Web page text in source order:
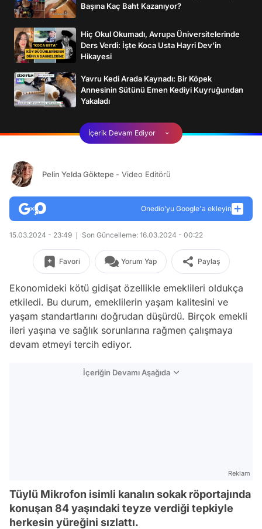
Başına Kaç Baht Kazanıyor?
Hiç Okul Okumadı, Avrupa Üniversitelerinde
Ders Verdi: İşte Koca Usta Hayri Dev'in
Hikayesi
Yavru Kedi Arada Kaynadı: Bir Köpek
Annesinin Sütünü Emen Kediyi Kuyruğundan
Yakaladı
İçerik Devam Ediyor
Pelin Yelda Göktepe - Video Editörü
Onedio’yu Google'a ekleyin
15.03.2024 - 23:49 Son Güncelleme: 16.03.2024 - 00:22
Favori Yorum Yap Paylaş
Ekonomideki kötü gidişat özellikle emeklileri oldukça
etkiledi. Bu durum, emeklilerin yaşam kalitesini ve
yaşam standartlarını doğrudan düşürdü. Birçok emekli
ileri yaşına ve sağlık sorunlarına rağmen çalışmaya
devam etmeyi tercih ediyor.
İçeriğin Devamı Aşağıda
Reklam
Tüylü Mikrofon isimli kanalın sokak röportajında
konuşan 84 yaşındaki teyze verdiği tepkiyle
herkesin yüreğini sızlattı.